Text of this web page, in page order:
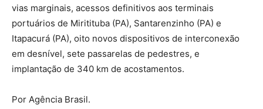
vias marginais, acessos definitivos aos terminais
portuários de Miritituba (PA), Santarenzinho (PA) e
Itapacurá (PA), oito novos dispositivos de interconexão
em desnível, sete passarelas de pedestres, e
implantação de 340 km de acostamentos.
Por Agência Brasil.